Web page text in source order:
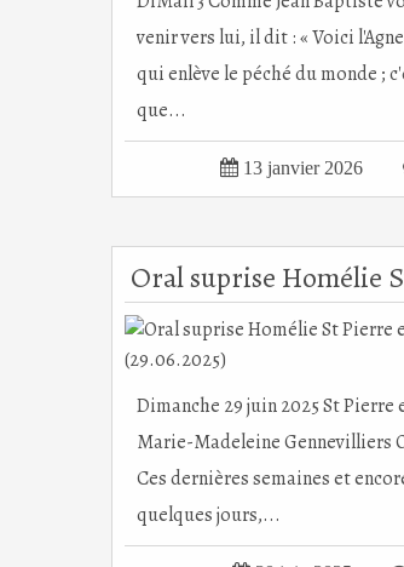
venir vers lui, il dit : « Voici
qui enlève le péché du monde ;
que...
 13 janvier 2026
Dimanche 29 juin 2025 St Pierre
Marie-Madeleine Gennevilliers
Ces dernières semaines et
quelques jours,...